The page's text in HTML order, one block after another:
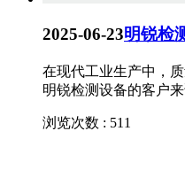
2025-06-23明锐检
在现代工业生产中，
明锐检测设备的客户
浏览次数 : 511